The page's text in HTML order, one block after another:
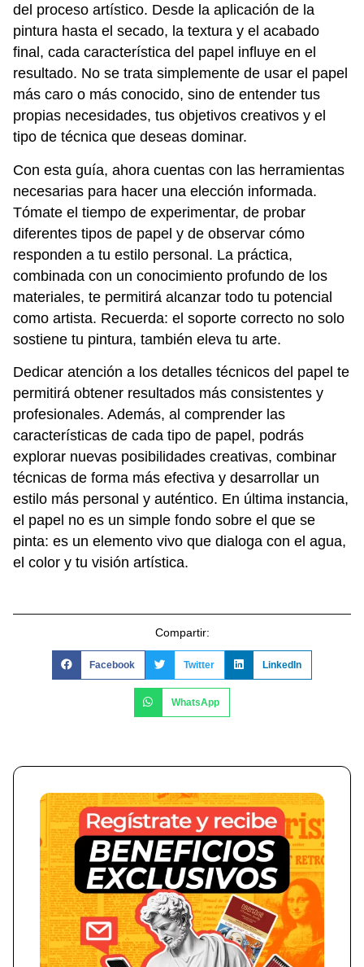
del proceso artístico. Desde la aplicación de la
pintura hasta el secado, la textura y el acabado
final, cada característica del papel influye en el
resultado. No se trata simplemente de usar el papel
más caro o más conocido, sino de entender tus
propias necesidades, tus objetivos creativos y el
tipo de técnica que deseas dominar.
Con esta guía, ahora cuentas con las herramientas
necesarias para hacer una elección informada.
Tómate el tiempo de experimentar, de probar
diferentes tipos de papel y de observar cómo
responden a tu estilo personal. La práctica,
combinada con un conocimiento profundo de los
materiales, te permitirá alcanzar todo tu potencial
como artista. Recuerda: el soporte correcto no solo
sostiene tu pintura, también eleva tu arte.
Dedicar atención a los detalles técnicos del papel te
permitirá obtener resultados más consistentes y
profesionales. Además, al comprender las
características de cada tipo de papel, podrás
explorar nuevas posibilidades creativas, combinar
técnicas de forma más efectiva y desarrollar un
estilo más personal y auténtico. En última instancia,
el papel no es un simple fondo sobre el que se
pinta: es un elemento vivo que dialoga con el agua,
el color y tu visión artística.
Compartir:
Facebook Twitter LinkedIn
WhatsApp